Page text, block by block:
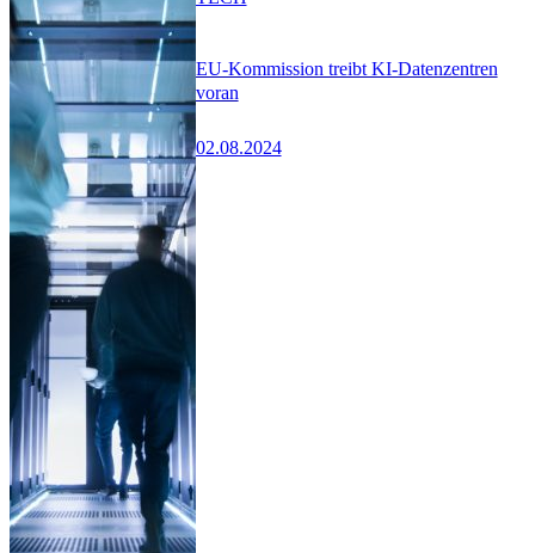
EU-Kommission treibt KI-Datenzentren
voran
02.08.2024